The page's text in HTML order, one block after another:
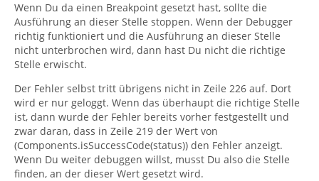
Wenn Du da einen Breakpoint gesetzt hast, sollte die
Ausführung an dieser Stelle stoppen. Wenn der Debugger
richtig funktioniert und die Ausführung an dieser Stelle
nicht unterbrochen wird, dann hast Du nicht die richtige
Stelle erwischt.
Der Fehler selbst tritt übrigens nicht in Zeile 226 auf. Dort
wird er nur geloggt. Wenn das überhaupt die richtige Stelle
ist, dann wurde der Fehler bereits vorher festgestellt und
zwar daran, dass in Zeile 219 der Wert von
(Components.isSuccessCode(status)) den Fehler anzeigt.
Wenn Du weiter debuggen willst, musst Du also die Stelle
finden, an der dieser Wert gesetzt wird.